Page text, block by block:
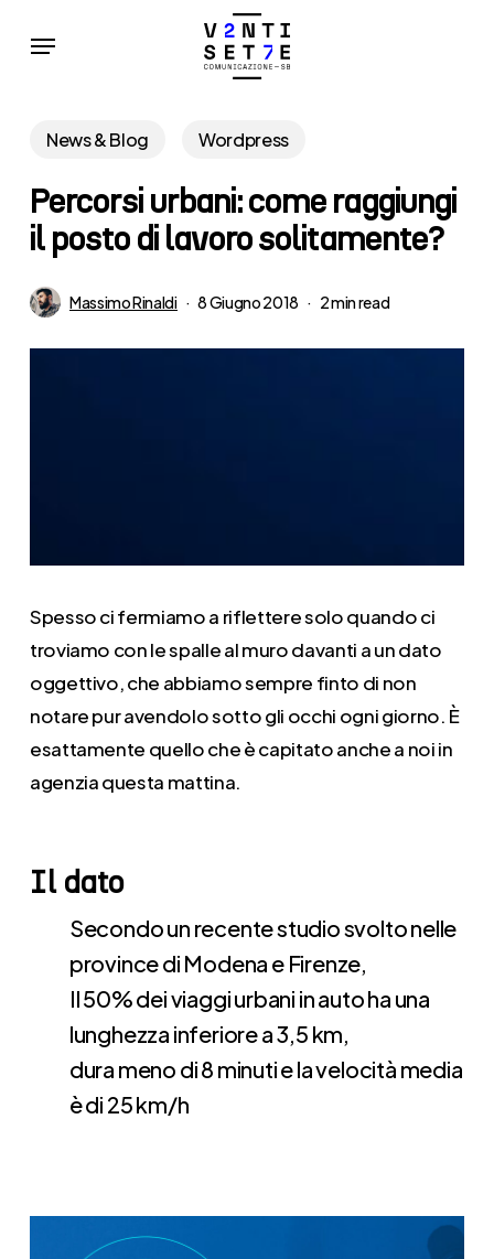
Menu
News & Blog Wordpress
Percorsi urbani: come raggiungi
il posto di lavoro solitamente?
Massimo Rinaldi 8 Giugno 2018 2 min read
Spesso ci fermiamo a riflettere solo quando ci
troviamo con le spalle al muro davanti a un dato
oggettivo, che abbiamo sempre finto di non
notare pur avendolo sotto gli occhi ogni giorno. È
esattamente quello che è capitato anche a noi in
agenzia questa mattina.
Il dato
Secondo un recente studio svolto nelle
province di Modena e Firenze,
Il 50% dei viaggi urbani in auto ha una
lunghezza inferiore a 3,5 km,
dura meno di 8 minuti e la velocità media
è di 25 km/h